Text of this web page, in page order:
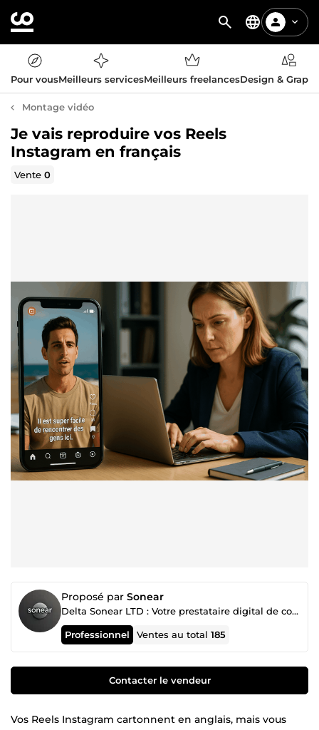
Pour vousMeilleurs servicesMeilleurs freelancesDesign &
Montage vidéo
Je vais reproduire vos Reels
Instagram en français
Vente0
Proposé par Sonear
Delta Sonear LTD : Votre prestataire digital de confiance
Professionnel Ventes au total185
Contacter le vendeur
Vos Reels Instagram cartonnent en anglais, mais vous